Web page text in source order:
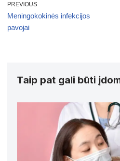
PREVIOUS
Meningokokinės infekcijos
pavojai
Taip pat gali būti